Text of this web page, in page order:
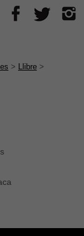
> Llibre>